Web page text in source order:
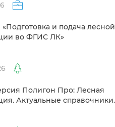
и подача лесной
во ФГИС ЛК»
Полигон Про: Лесная
Актуальные справочники